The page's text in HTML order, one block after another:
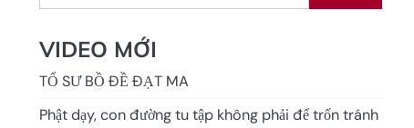
VIDEO MỚI
TỔ SƯ BỒ ĐỀ ĐẠT MA
Phật dạy, con đường tu tập không phải để trốn tránh